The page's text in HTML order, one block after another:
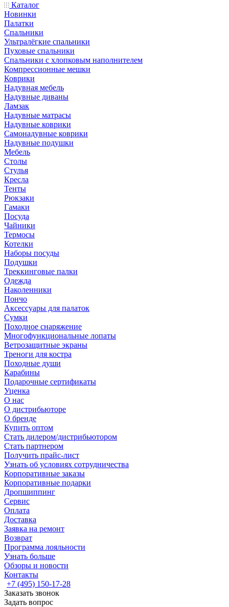
Каталог
Новинки
Палатки
Спальники
Ультралёгкие спальники
Пуховые спальники
Спальники с хлопковым наполнителем
Компрессионные мешки
Коврики
Надувная мебель
Надувные диваны
Ламзак
Надувные матрасы
Надувные коврики
Самонадувные коврики
Надувные подушки
Мебель
Столы
Стулья
Кресла
Тенты
Рюкзаки
Гамаки
Посуда
Чайники
Термосы
Котелки
Наборы посуды
Подушки
Треккинговые палки
Одежда
Наколенники
Пончо
Аксессуары для палаток
Сумки
Походное снаряжение
Многофункциональные лопаты
Ветрозащитные экраны
Треноги для костра
Походные души
Карабины
Подарочные сертификаты
Уценка
О нас
О дистрибьюторе
О бренде
Купить оптом
Стать дилером/дистрибьютором
Стать партнером
Получить прайс-лист
Узнать об условиях сотрудничества
Корпоративные заказы
Корпоративные подарки
Дропшиппинг
Сервис
Оплата
Доставка
Заявка на ремонт
Возврат
Программа лояльности
Узнать больше
Обзоры и новости
Контакты
+7 (495) 150-17-28
Заказать звонок
Задать вопрос